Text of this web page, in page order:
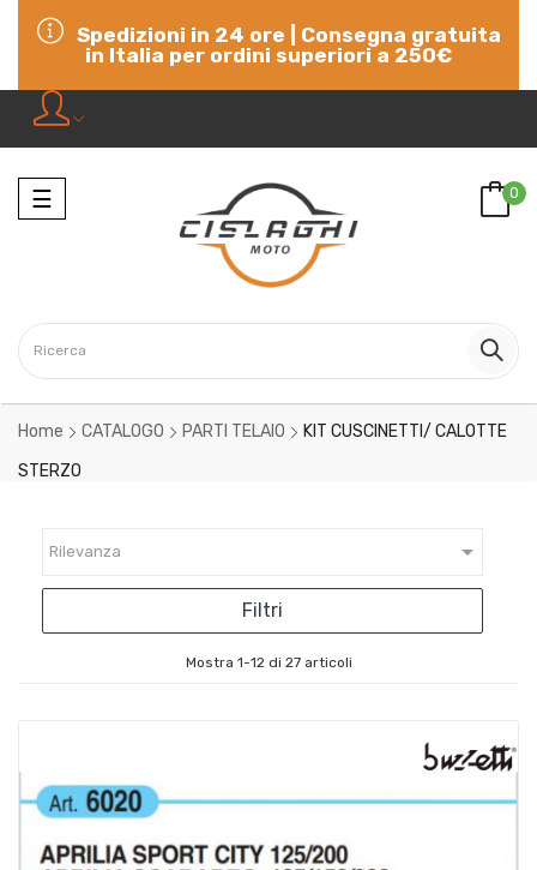
Spedizioni in 24 ore | Consegna gratuita
in Italia per ordini superiori a 250€
Navigazione
☰ 0
Home CATALOGO PARTI TELAIO
KIT CUSCINETTI/ CALOTTE
STERZO
Rilevanza 
Filtri
Mostra 1-12 di 27 articoli